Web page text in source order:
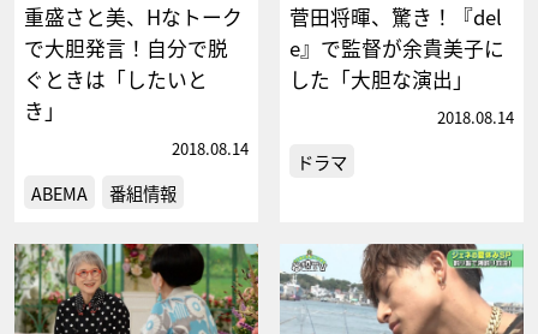
重盛さと美、Hなトーク
で大胆発言！自分で脱
ぐときは「したいと
き」
2018.08.14
ABEMA 番組情報
菅田将暉、驚き！『del
e』で監督が余貴美子に
した「大胆な演出」
2018.08.14
ドラマ